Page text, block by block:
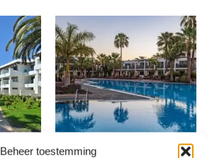
Beheer toestemming